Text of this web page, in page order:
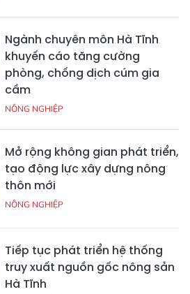
Ngành chuyên môn Hà Tĩnh
khuyến cáo tăng cường
phòng, chống dịch cúm gia
cầm
NÔNG NGHIỆP
Mở rộng không gian phát triển,
tạo động lực xây dựng nông
thôn mới
NÔNG NGHIỆP
Tiếp tục phát triển hệ thống
truy xuất nguồn gốc nông sản
Hà Tĩnh